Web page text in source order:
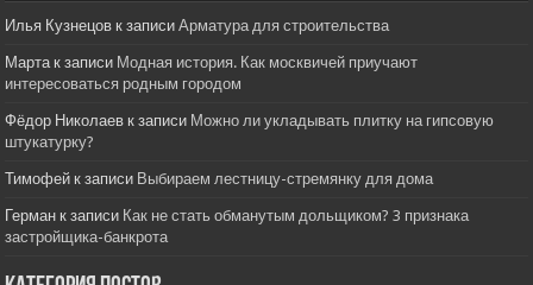
Илья Кузнецов к записиАрматура для строительства
Мартак записи Модная история. Как москвичей приучают
интересоваться родным городом
Фёдор Николаев к записи Можно ли укладывать плитку на гипсовую
штукатурку?
Тимофей к записи Выбираем лестницу-стремянку для дома
Герман к записи Как не стать обманутым дольщиком? 3 признака
застройщика-банкрота